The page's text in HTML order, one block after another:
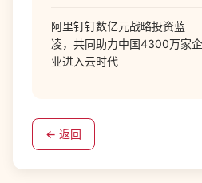
阿里钉钉数亿元战略投资蓝
凌，共同助力中国4300万家企
业进入云时代
← 返回